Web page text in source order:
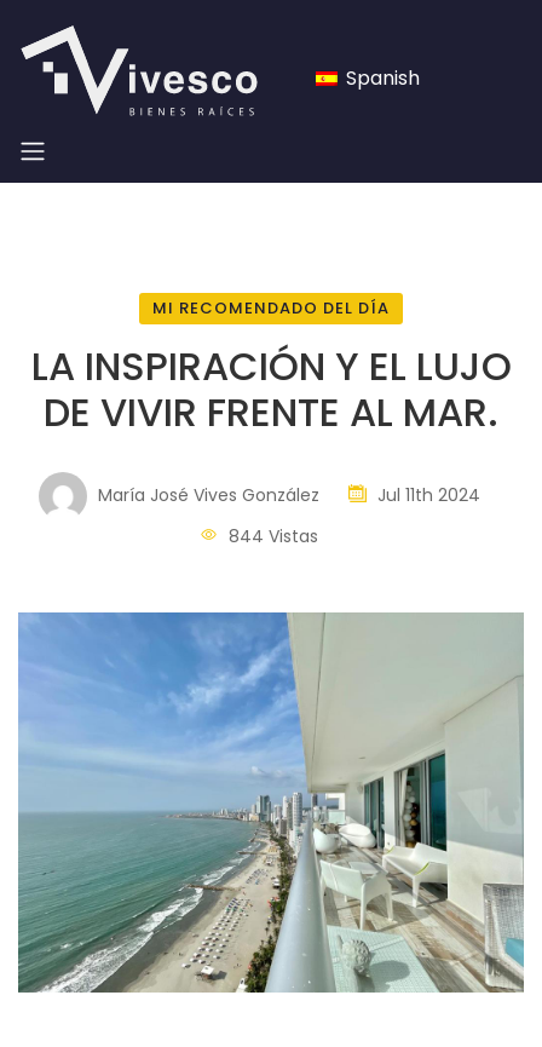
Spanish
MI RECOMENDADO DEL DÍA
LA INSPIRACIÓN Y EL LUJO
DE VIVIR FRENTE AL MAR.
María José Vives González
Jul 11th 2024
844 Vistas